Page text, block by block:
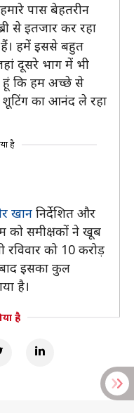
पास बेहतरीन
से इतजार कर रहा
हमें इससे बहुत
दूसरे भाग में भी
हूं कि हम अच्छे से
का आनंद ले रहा
है
खान निर्देशित और
को समीक्षकों ने खूब
रविवार को 10 करोड़
इसका कुल
है।
है